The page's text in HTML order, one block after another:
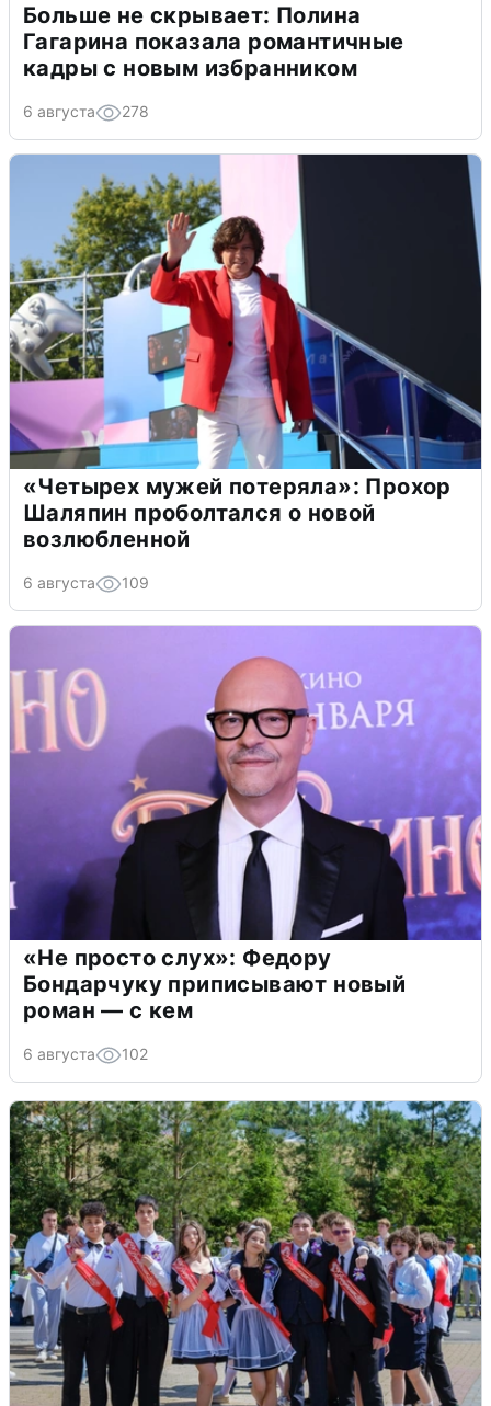
Больше не скрывает: Полина
Гагарина показала романтичные
кадры с новым избранником
6 августа 278
«Четырех мужей потеряла»: Прохор
Шаляпин проболтался о новой
возлюбленной
6 августа 109
«Не просто слух»: Федору
Бондарчуку приписывают новый
роман — с кем
6 августа 102